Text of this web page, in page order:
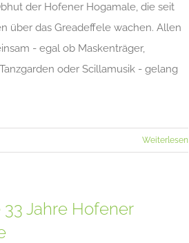
der Hofener Hogamale, die seit
über das Greadeffele wachen. Allen
- egal ob Maskenträger,
oder Scillamusik - gelang
Weiterlesen
Jahre Hofener